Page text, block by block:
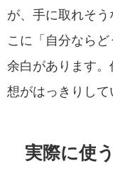
が、手に取れそ
こに「自分なら
余白があります
想がはっきりして
実際に使